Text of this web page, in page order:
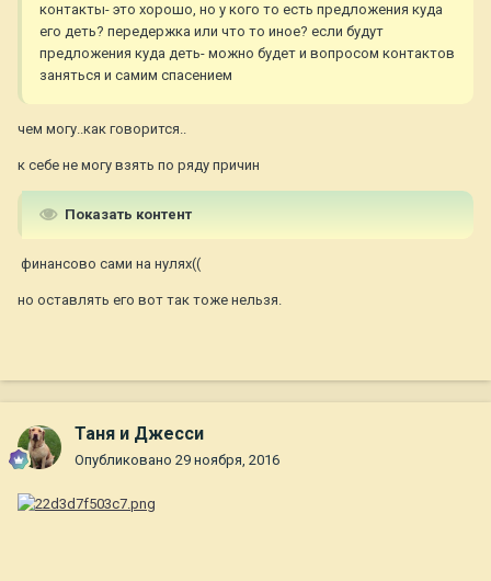
контакты- это хорошо, но у кого то есть предложения куда
его деть? передержка или что то иное? если будут
предложения куда деть- можно будет и вопросом контактов
заняться и самим спасением
чем могу..как говорится..
к себе не могу взять по ряду причин
Показать контент
финансово сами на нулях((
но оставлять его вот так тоже нельзя.
Таня и Джесси
Опубликовано 29 ноября, 2016